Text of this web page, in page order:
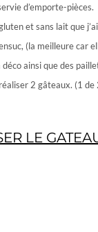
d’emporte-pièces.
et sans lait que
(la meilleure
ainsi que des
2 gâteaux. (1
LE